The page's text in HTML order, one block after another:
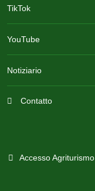
TikTok
YouTube
Notiziario
Contatto
Accesso Agriturismo